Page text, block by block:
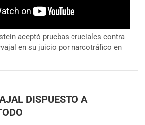
aceptó pruebas cruciales contra
en su juicio por narcotráfico en
DISPUESTO A